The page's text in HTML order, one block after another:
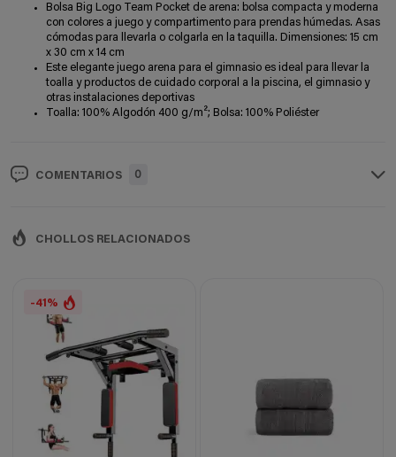
Bolsa Big Logo Team Pocket de arena: bolsa compacta y moderna
con colores a juego y compartimento para prendas húmedas. Asas
cómodas para llevarla o colgarla en la taquilla. Dimensiones: 15 cm
x 30 cm x 14 cm
Este elegante juego arena para el gimnasio es ideal para llevar la
toalla y productos de cuidado corporal a la piscina, el gimnasio y
otras instalaciones deportivas
Toalla: 100% Algodón 400 g/m²; Bolsa: 100% Poliéster
COMENTARIOS 0
CHOLLOS RELACIONADOS
-41%